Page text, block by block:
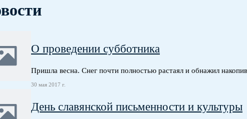
О проведении субботника
Пришла весна. Снег почти полностью растаял и обнажил
30 мая 2017 г.
День славянской письменности и культуры